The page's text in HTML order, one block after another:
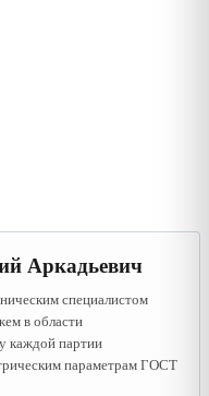
Аркадьевич
специалистом
в области
каждой партии
параметрам ГОСТ